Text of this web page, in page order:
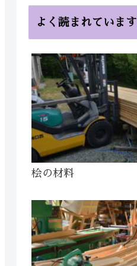
よく読まれています
桧の材料